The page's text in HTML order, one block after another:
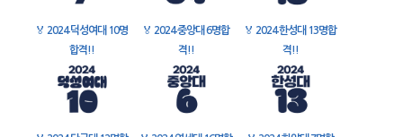
🏅 2024 덕성여대 10명
합격!!
🏅 2024 중앙대 6명합
격!!
🏅 2024 한성대 13명합
격!!